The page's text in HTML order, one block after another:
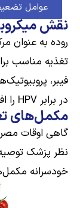
عوامل
نقش
روده به عنوان
تغذیه مناسب
فیبر،
در برابر HPV را افزایش دهد.
مکمل‌های
نظر پزشک
خودسرانه